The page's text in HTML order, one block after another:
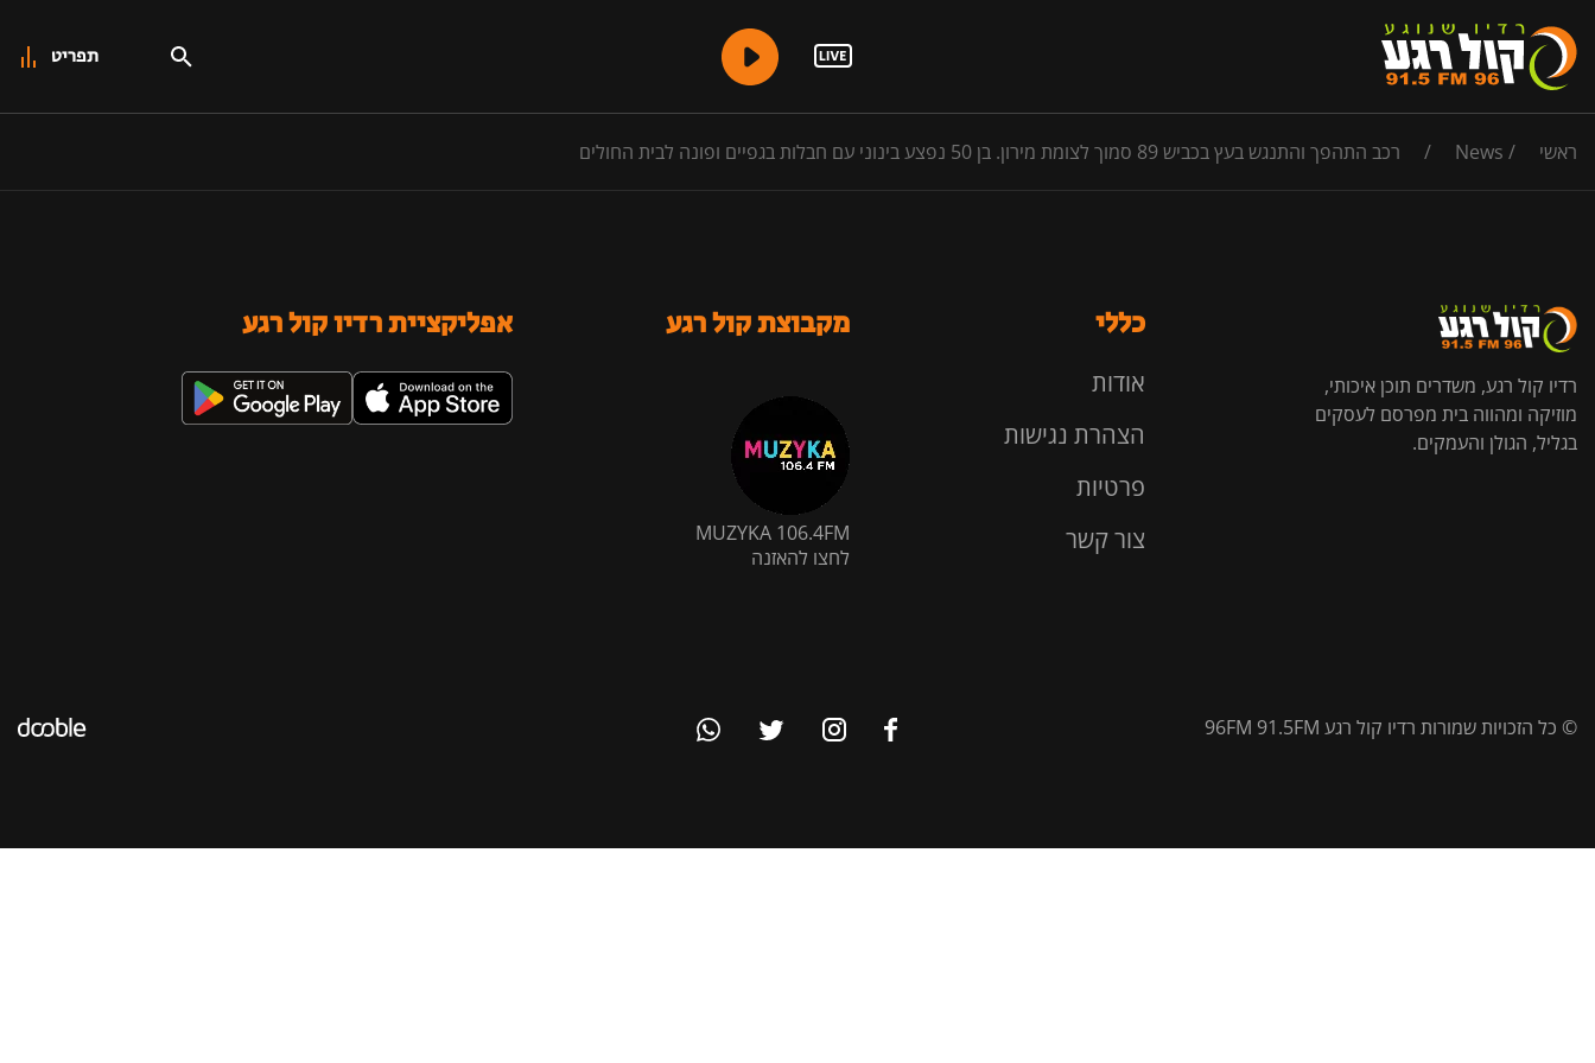
תפריט
ראשי /
News
/ רכב התהפך והתנגש בעץ בכביש 89 סמוך לצומת מירון. בן 50 נפצע בינוני עם חבלות בגפיים ופונה לבית החולים
רדיו קול רגע, משדרים תוכן איכותי,
מוזיקה ומהווה בית מפרסם לעסקים
בגליל, הגולן והעמקים.
כללי
אודות
הצהרת נגישות
פרטיות
צור קשר
מקבוצת קול רגע
MUZYKA 106.4FM
לחצו להאזנה
אפליקציית רדיו קול רגע
© כל הזכויות שמורות רדיו קול רגע 96FM 91.5FM